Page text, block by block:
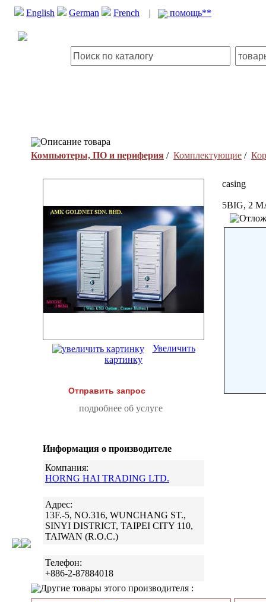
English German French | помощь**
Описание товара
Компьютеры, ПО и периферия / Комплектующие /
Увеличить
картинку
Отправить запрос
подробнее об услуге
Информация о производителе
Компания:
HORNG HAI TRADING LTD.
Адрес:
13F.-5, NO.316, WUNCHANG ST.,
SINYI DISTRICT, TAIPEI CITY 110,
TAIWAN (R.O.C.)
Телефон:
+886-2-87884018
casing
5BIG, 2
Другие товары этого производителя :